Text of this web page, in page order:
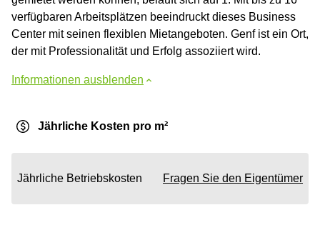
verfügbaren Arbeitsplätzen beeindruckt dieses Business
Center mit seinen flexiblen Mietangeboten. Genf ist ein Ort,
der mit Professionalität und Erfolg assoziiert wird.
Informationen ausblenden
Jährliche Kosten pro m²
Jährliche Betriebskosten Fragen Sie den Eigentümer